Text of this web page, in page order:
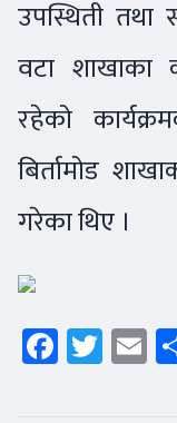
उपस्थिती
वटा शाखाका
रहेको
बिर्तामोड
गरेका थिए ।